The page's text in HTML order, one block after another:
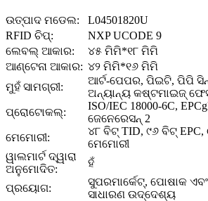
ଉତ୍ପାଦ ମଡେଲ:
L04501820U
RFID ଚିପ୍:
NXP UCODE 9
ଲେବଲ୍‌ ଆକାର:
୪୫ ମିମି*୧୮ ମିମି
ଆଣ୍ଟେନା ଆକାର: ୪୨ ମିମି*୧୬ ମିମି
ମୁହଁ ସାମଗ୍ରୀ:
ଆର୍ଟ-ପେପର, ପିଇଟି, ପିପି
ଅନ୍ୟାନ୍ୟ କଷ୍ଟମାଇଜ୍
ପ୍ରୋଟୋକଲ୍‌:
ISO/IEC 18000-6C,
ଜେନେରେସନ୍ 2
ମେମୋରୀ:
୪୮ ବିଟ୍ TID, ୯୬ ବିଟ୍
ମେମୋରୀ
ୱାଲମାର୍ଟ ଦ୍ୱାରା
ଅନୁମୋଦିତ:
ହଁ
ପ୍ରୟୋଗ:
ସୁପରମାର୍କେଟ୍, ପୋଷାକ
ସାଧାରଣ ଉଦ୍ଦେଶ୍ୟ